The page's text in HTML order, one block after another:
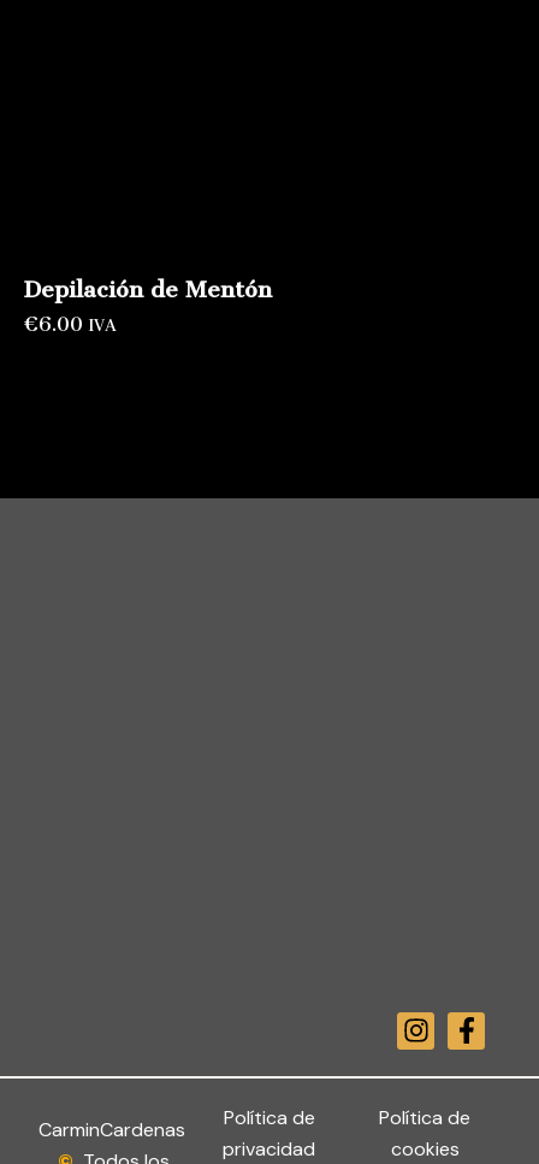
Depilación de Mentón
€6.00 IVA
I
n
a
g
F
a
b
CarminCardenas
Política de
privacidad
Política de
cookies